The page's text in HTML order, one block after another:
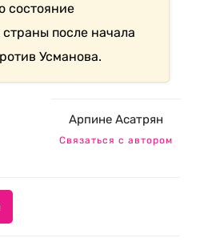
состояние
после начала
Усманова.
Арпине Асатрян
Связаться с автором